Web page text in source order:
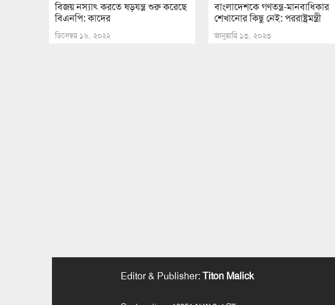
বিজয় নস্যাৎ করতে ষড়যন্ত্র শুরু করেছে
বিএনপি: কাদের
ডিসেম্বর ১৬, ২০২২
বাংলাদেশকে গণতন্ত্র-মানবাধিকার
শেখানোর কিছু নেই: পররাষ্ট্রমন্ত্রী
জানুয়ারি ১৩, ২০২৩
Editor & Publisher:Titon Malick